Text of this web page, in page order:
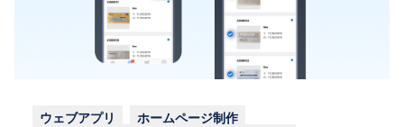
ウェブアプリ
ホームページ制作